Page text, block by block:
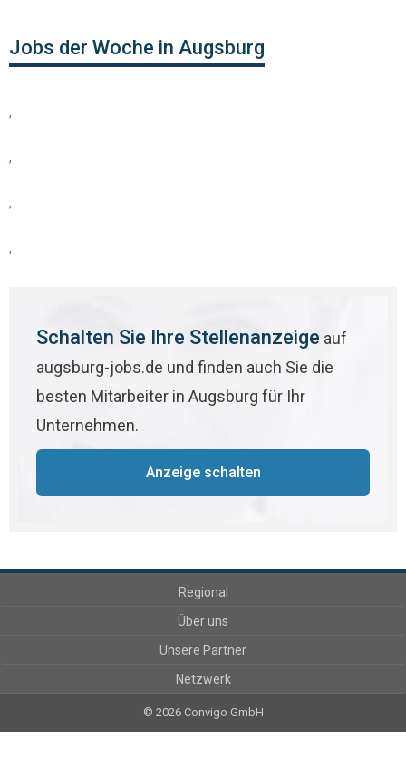
Jobs der Woche in Augsburg
,
,
,
,
Schalten Sie Ihre Stellenanzeige auf
augsburg-jobs.de und finden auch Sie die
besten Mitarbeiter in Augsburg für Ihr
Unternehmen.
Anzeige schalten
Regional
Über uns
Unsere Partner
Netzwerk
© 2026 Convigo GmbH